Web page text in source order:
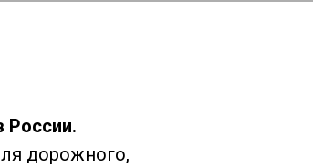
России.
дорожного,